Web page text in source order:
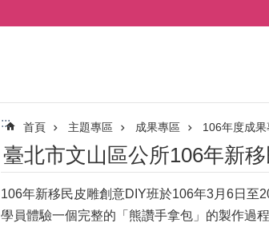
::: 首頁 主題專區 成果專區 106年度成果
臺北市文山區公所106年新
106年新移民皮雕創意DIY班於106年3月6日至
學員體驗一個完整的「熊讚手拿包」的製作過